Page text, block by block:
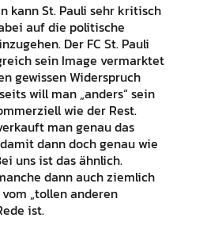
kann St. Pauli sehr kritisch
auf die politische
Der FC St. Pauli
sein Image vermarktet
gewissen Widerspruch
will man „anders“ sein
wie der Rest.
man genau das
dann doch genau wie
uns ist das ähnlich.
dann auch ziemlich
„tollen anderen
ist.